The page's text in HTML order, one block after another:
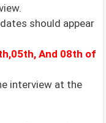
should appear
And 08th of
interview at the